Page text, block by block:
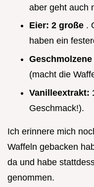
aber geht auch
Eier: 2 große .
haben ein
(macht die
Vanilleextrakt:
Geschmack!).
Ich erinnere mich
Waffeln gebacken
da und habe
genommen.